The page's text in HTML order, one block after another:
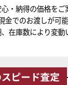
・納得の価格をご
でのお渡しが可能
在庫数により変動